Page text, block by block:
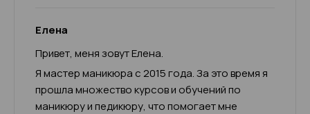
Елена
Привет, меня зовут Елена.
Я мастер маникюра с 2015 года. За это время я
прошла множество курсов и обучений по
маникюру и педикюру, что помогает мне